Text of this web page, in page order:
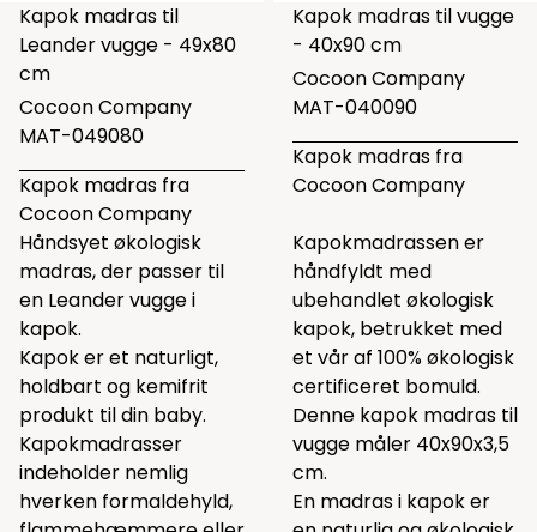
Kapok madras til
Leander vugge - 49x80
cm
Cocoon Company
MAT-049080
Kapok madras fra
Cocoon Company
Håndsyet økologisk
madras, der passer til
en Leander vugge i
kapok.
Kapok er et naturligt,
holdbart og kemifrit
produkt til din baby.
Kapokmadrasser
indeholder nemlig
hverken formaldehyld,
Kapok madras til vugge
- 40x90 cm
Cocoon Company
MAT-040090
Kapok madras fra
Cocoon Company
Kapokmadrassen er
håndfyldt med
ubehandlet økologisk
kapok, betrukket med
et vår af 100% økologisk
certificeret bomuld.
Denne kapok madras til
vugge måler 40x90x3,5
cm.
En madras i kapok er